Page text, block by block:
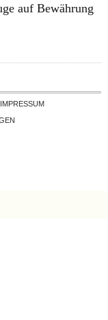
auf Bewährung
IMPRESSUM